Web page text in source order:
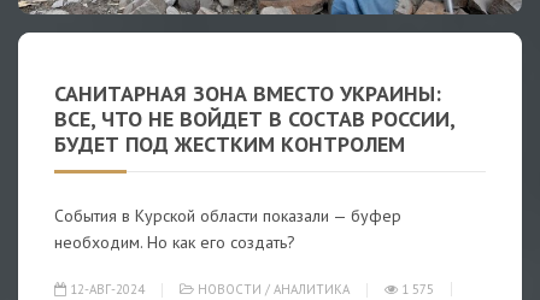
САНИТАРНАЯ ЗОНА ВМЕСТО УКРАИНЫ:
ВСЕ, ЧТО НЕ ВОЙДЕТ В СОСТАВ РОССИИ,
БУДЕТ ПОД ЖЕСТКИМ КОНТРОЛЕМ
События в Курской области показали — буфер
необходим. Но как его создать?
12-АВГ-2024 НОВОСТИ / АНАЛИТИКА
1 575